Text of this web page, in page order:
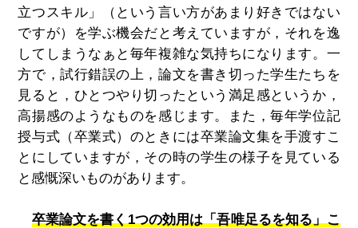
立つスキル」（という言い方があまり好きではない
ですが）を学ぶ機会だと考えていますが，それを逸
してしまうなぁと毎年複雑な気持ちになります。一
方で，試行錯誤の上，論文を書き切った学生たちを
見ると，ひとつやり切ったという満足感というか，
高揚感のようなものを感じます。また，毎年学位記
授与式（卒業式）のときには卒業論文集を手渡すこ
とにしていますが，その時の学生の様子を見ている
と感慨深いものがあります。
卒業論文を書く1つの効用は「吾唯足るを知る」こ